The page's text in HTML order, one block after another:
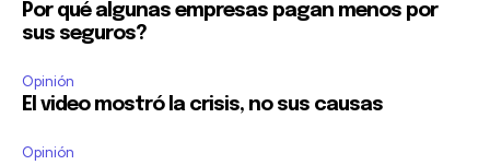
Por qué algunas empresas pagan menos por
sus seguros?
Opinión
El video mostró la crisis, no sus causas
Opinión